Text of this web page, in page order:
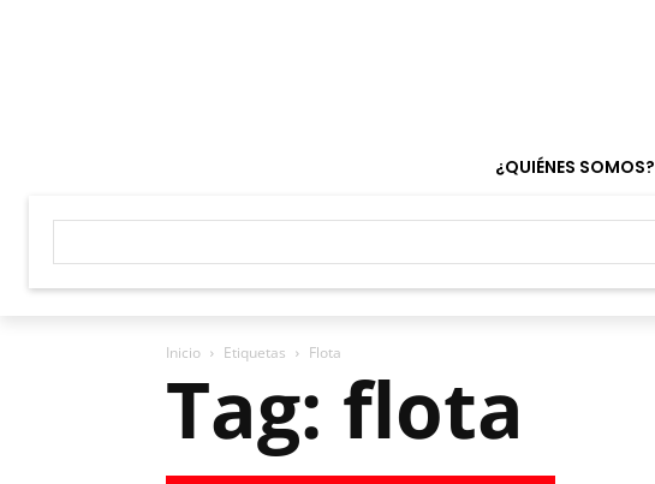
¿QUIÉNES SOMOS?
Inicio Etiquetas Flota
Tag: flota